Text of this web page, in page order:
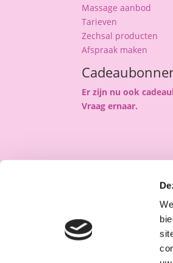
Massage aanbod
Tarieven
Zechsal producten
Afspraak maken
Er zijn nu ook
Vraag ernaar.